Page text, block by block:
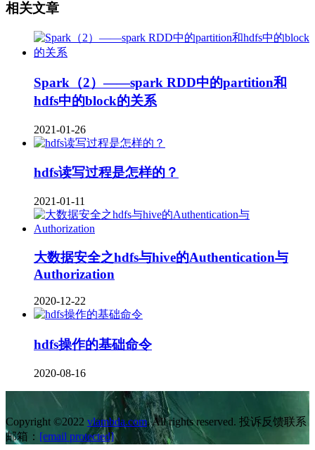
相关文章
Spark（2）——spark RDD中的partition和
hdfs中的block的关系
2021-01-26
hdfs读写过程是怎样的？
2021-01-11
大数据安全之hdfs与hive的Authentication与
Authorization
2020-12-22
hdfs操作的基础命令
2020-08-16
Copyright ©2022 vlambda.com. All rights reserved. 投诉反馈联系
邮箱： [email protected]